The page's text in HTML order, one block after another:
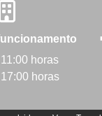
horas
horas